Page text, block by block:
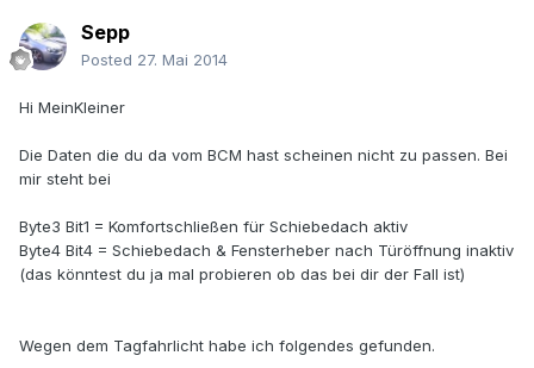
Sepp
Posted 27. Mai 2014
Hi MeinKleiner
Die Daten die du da vom BCM hast scheinen nicht zu passen. Bei
mir steht bei
Byte3 Bit1 = Komfortschließen für Schiebedach aktiv
Byte4 Bit4 = Schiebedach & Fensterheber nach Türöffnung inaktiv
(das könntest du ja mal probieren ob das bei dir der Fall ist)
Wegen dem Tagfahrlicht habe ich folgendes gefunden.